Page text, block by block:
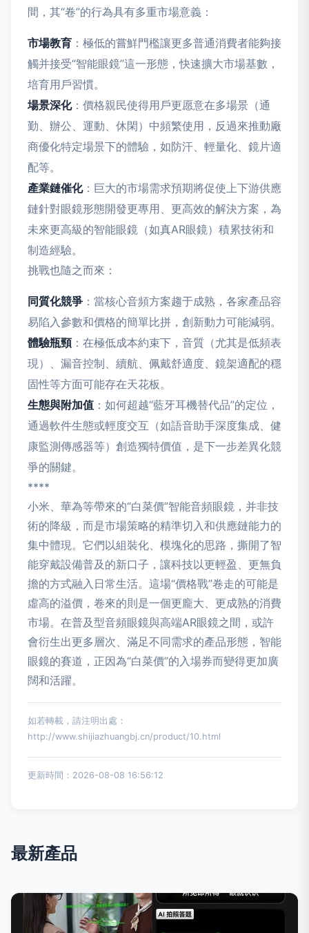
間，其“卷”的行為具有多重市場意義：
市場教育 ：極低的嘗鮮門檻讓更多普通消費者能夠接
觸并接受“智能眼鏡”這一形態，快速擴大市場基數，
培育用戶習慣。
場景深化：價格親民使得用戶更愿意在多場景（通
勤、辦公、運動、休閑）中頻繁使用，反過來推動廠
商優化特定場景下的體驗，如防汗、輕量化、鏡片適
配等。
產業鏈催化：巨大的市場需求預期將促使上下游供應
鏈針對眼鏡形態開發更專用、更高效的解決方案，為
未來更高級的智能眼鏡（如真AR眼鏡）積累技術和
制造經驗。
挑戰也隨之而來：
同質化競爭 ：當核心音頻方案趨于成熟，各家產品容
易陷入參數和價格的簡單比拼，創新動力可能減弱。
體驗瓶頸：在極低成本約束下，音質（尤其是低頻表
現）、漏音控制、續航、佩戴舒適度、鏡架適配的穩
固性等方面可能存在天花板。
生態與附加值 ：如何超越“藍牙耳機替代品”的定位，
通過軟件生態或輕度交互（如語音助手深度集成、健
康監測傳感器等）創造獨特價值，是下一步差異化競
爭的關鍵。
****
小米、華為等帶來的“白菜價”智能音頻眼鏡，并非技
術的降級，而是市場策略的精準切入和供應鏈能力的
集中體現。它們以組裝化、模塊化的思路，撕開了智
能穿戴設備普及的新口子，讓科技以更輕盈、更無負
擔的方式融入日常生活。這場“價格戰”卷走的可能是
虛高的溢價，卷來的則是一個更龐大、更成熟的消費
市場。在普及型音頻眼鏡與高端AR眼鏡之間，或許
會衍生出更多層次、滿足不同需求的產品形態，智能
眼鏡的賽道，正因為“白菜價”的入場券而變得更加廣
闊和活躍。
如若轉載，請注明出處：
http://www.shijiazhuangbj.cn/product/10.html
更新時間：2026-08-08 16:56:12
最新產品